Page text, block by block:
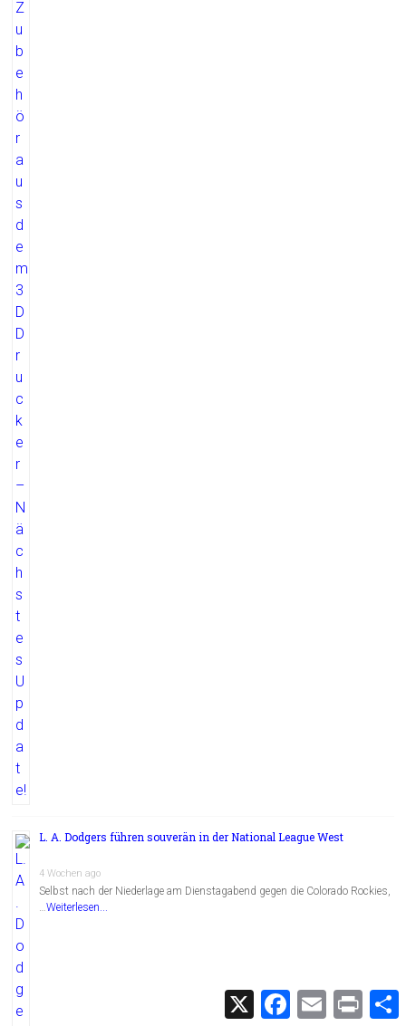
L. A. Dodgers führen souverän in der National League West
4 Wochen ago
Selbst nach der Niederlage am Dienstagabend gegen die Colorado Rockies,
…Weiterlesen...
X
F
E
m
P